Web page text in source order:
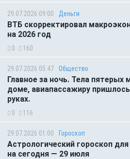
29.07.2026 09:00 Деньги
ВТБ скорректировал
на 2026 год
0 160
29.07.2026 05:47 Общество
Главное за ночь. Тела
доме, авиапассажиру
руках.
0 116
29.07.2026 01:00 Гороскоп
Астрологический гороскоп
на сегодня — 29 июля